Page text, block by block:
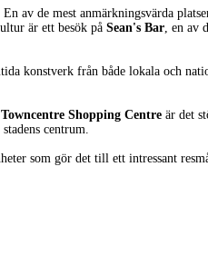
av de mest anmärkningsvärda
är ett besök påSean's Bar, en av
konstverk från både lokala och
Shopping Centre är det
centrum.
som gör det till ett intressant